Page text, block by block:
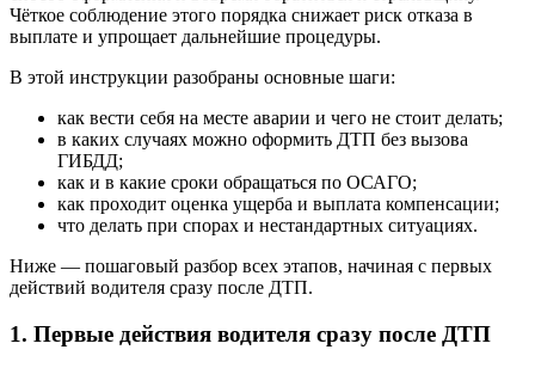
Чёткое соблюдение этого порядка снижает риск отказа в
выплате и упрощает дальнейшие процедуры.
В этой инструкции разобраны основные шаги:
как вести себя на месте аварии и чего не стоит делать;
в каких случаях можно оформить ДТП без вызова
ГИБДД;
как и в какие сроки обращаться по ОСАГО;
как проходит оценка ущерба и выплата компенсации;
что делать при спорах и нестандартных ситуациях.
Ниже — пошаговый разбор всех этапов, начиная с первых
действий водителя сразу после ДТП.
1. Первые действия водителя сразу после ДТП